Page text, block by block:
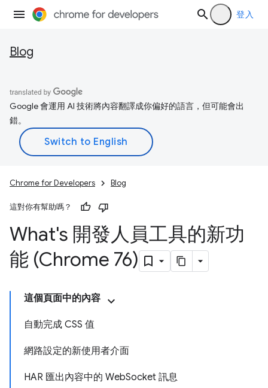
登入
Blog
Google 會運用 AI 技術將內容翻譯成你偏好的語言，但可能會出
錯。
Chrome for Developers Blog
這對你有幫助嗎？
What's 開發人員工具的新功
能 (Chrome 76)
這個頁面中的內容
自動完成 CSS 值
網路設定的新使用者介面
HAR 匯出內容中的 WebSocket 訊息